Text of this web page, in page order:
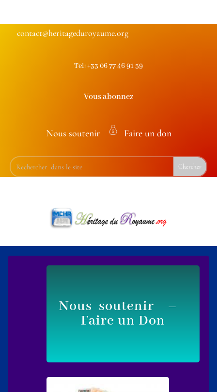
contact@heritageduroyaume.org
Tel: +33 06 77 46 91 59
Vous abonnez
Nous soutenir
on
ba
on
Faire un don
Nous soutenir –
Faire un Don